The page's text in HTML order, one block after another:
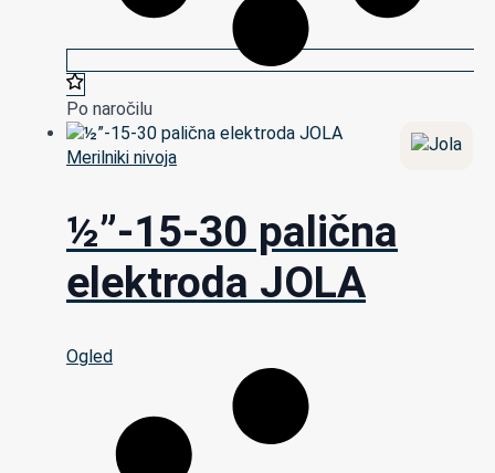
Po naročilu
Merilniki nivoja
½”-15-30 palična
elektroda JOLA
Ogled